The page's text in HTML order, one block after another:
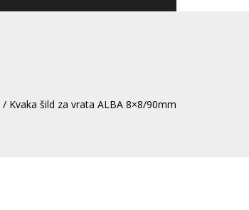
/ Kvaka šild za vrata ALBA 8×8/90mm